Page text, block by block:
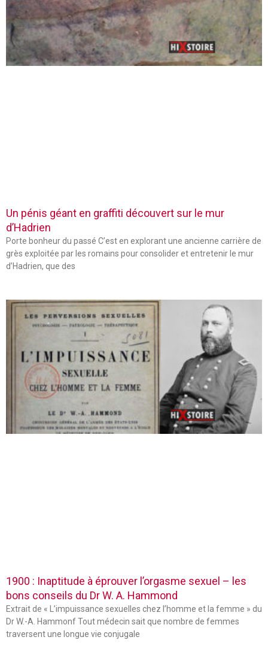
Un pénis géant en graffiti découvert sur le mur
d’Hadrien
Porte bonheur du passé C’est en explorant une ancienne carrière de
grès exploitée par les romains pour consolider et entretenir le mur
d’Hadrien, que des
1900 : Inaptitude à éprouver l’orgasme sexuel – les
bons conseils du Dr W. A. Hammond
Extrait de « L’impuissance sexuelles chez l’homme et la femme » du
Dr W.-A. Hammonf Tout médecin sait que nombre de femmes
traversent une longue vie conjugale